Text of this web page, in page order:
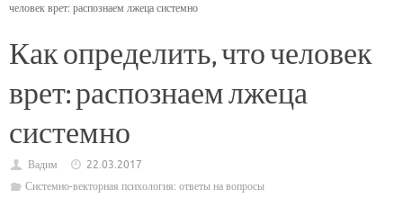
человек врет: распознаем лжеца системно
Как определить, что человек
врет: распознаем лжеца
системно
Вадим
22.03.2017
Системно-векторная психология: ответы на вопросы